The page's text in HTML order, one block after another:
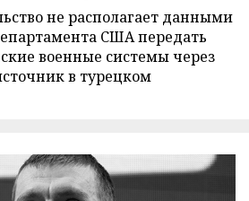
не располагает данными
США передать
военные системы через
в турецком